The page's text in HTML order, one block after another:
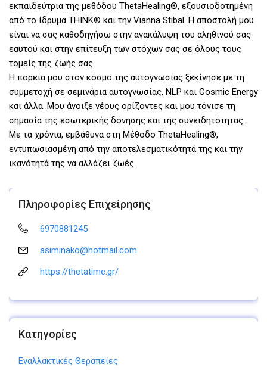
εκπαιδεύτρια της μεθόδου ThetaHealing®, εξουσιοδοτημένη
από το ίδρυμα THINK® και την Vianna Stibal. Η αποστολή μου
είναι να σας καθοδηγήσω στην ανακάλυψη του αληθινού σας
εαυτού και στην επίτευξη των στόχων σας σε όλους τους
τομείς της ζωής σας.
Η πορεία μου στον κόσμο της αυτογνωσίας ξεκίνησε με τη
συμμετοχή σε σεμινάρια αυτογνωσίας, NLP και Cosmic Energy
και άλλα. Μου άνοιξε νέους ορίζοντες και μου τόνισε τη
σημασία της εσωτερικής δόνησης και της συνειδητότητας.
Με τα χρόνια, εμβάθυνα στη Μέθοδο ThetaHealing®,
εντυπωσιασμένη από την αποτελεσματικότητά της και την
ικανότητά της να αλλάζει ζωές.
Πληροφορίες Επιχείρησης
6970881245
asiminako@hotmail.com
https://thetatime.gr/
Κατηγορίες
Εναλλακτικές Θεραπείες